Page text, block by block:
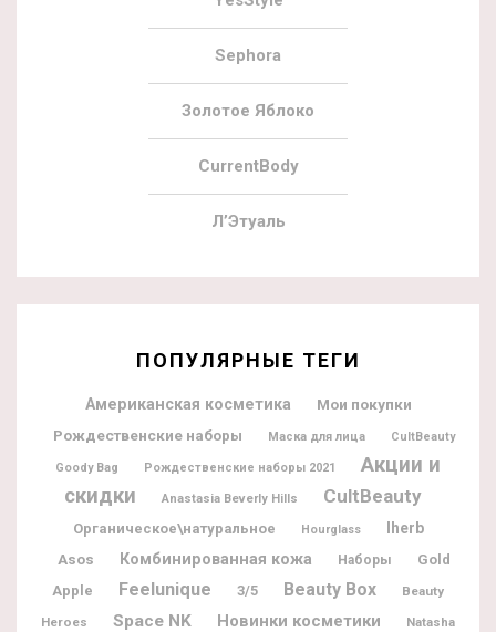
Sephora
Золотое Яблоко
CurrentBody
Л’Этуаль
ПОПУЛЯРНЫЕ ТЕГИ
Американская косметика
Мои покупки
Рождественские наборы
Маска для лица CultBeauty
Goody Bag Рождественские наборы 2021
Акции и
скидки
Anastasia Beverly Hills CultBeauty
Органическое\натуральное Hourglass Iherb
Asos Комбинированная кожа Наборы
Gold
Apple
Feelunique 3/5 Beauty Box
Beauty
Heroes
Space NK Новинки косметики
Natasha